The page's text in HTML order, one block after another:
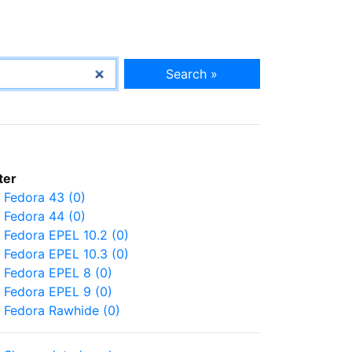
Search »
Fedora 43 (0)
Fedora 44 (0)
Fedora EPEL 10.2 (0)
Fedora EPEL 10.3 (0)
Fedora EPEL 8 (0)
Fedora EPEL 9 (0)
Fedora Rawhide (0)